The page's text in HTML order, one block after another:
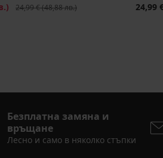
Първоначална цена
24,99 €(48,88 лв.)
24,99
Безплатна замяна и
връщане
Лесно и само в няколко стъпки